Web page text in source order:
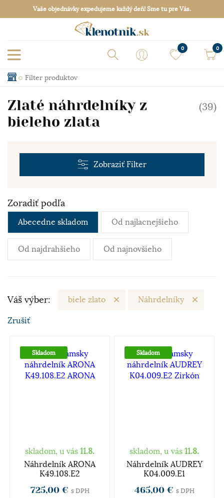
Vaše objednávky expedujeme každý deň! Sme tu pre Vás.
0 0
Filter produktov
Zlaté náhrdelníky z
bieleho zlata
(39)
Zobraziť Filter
Zoradiť podľa
Abecedne skladom Od najlacnejšieho
Od najdrahšieho Od najnovšieho
Váš výber: biele zlato Náhrdelníky
Zrušiť
Skladom
skladom, u vás 11.8.
Náhrdelník ARONA
K49.108.E2
725,00 € s DPH
Skladom
skladom, u vás 11.8.
Náhrdelník AUDREY
K04.009.E1
465,00 € s DPH